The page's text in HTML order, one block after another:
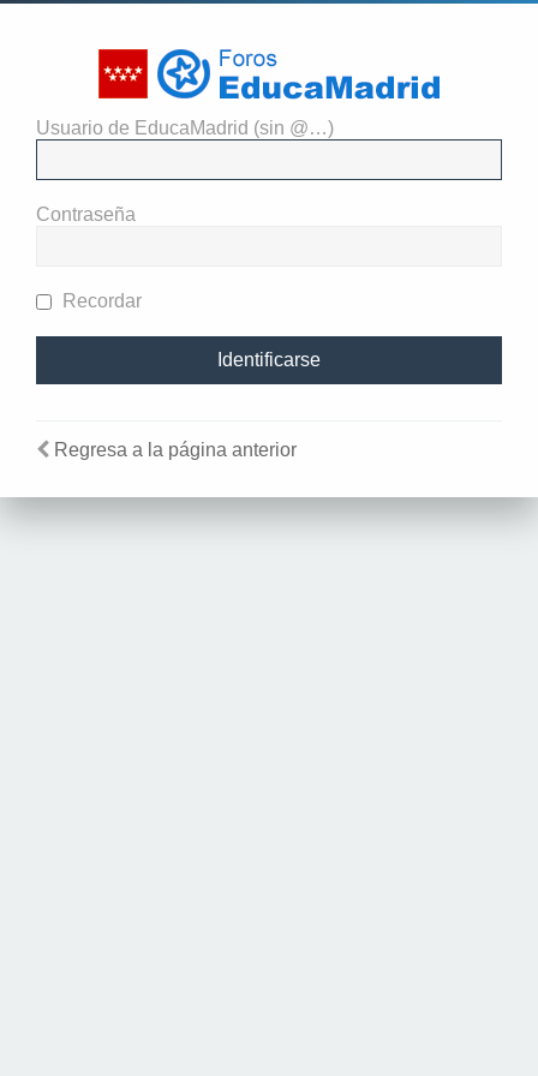
Usuario de EducaMadrid (sin @…)
Contraseña
Recordar
Regresa a la página anterior